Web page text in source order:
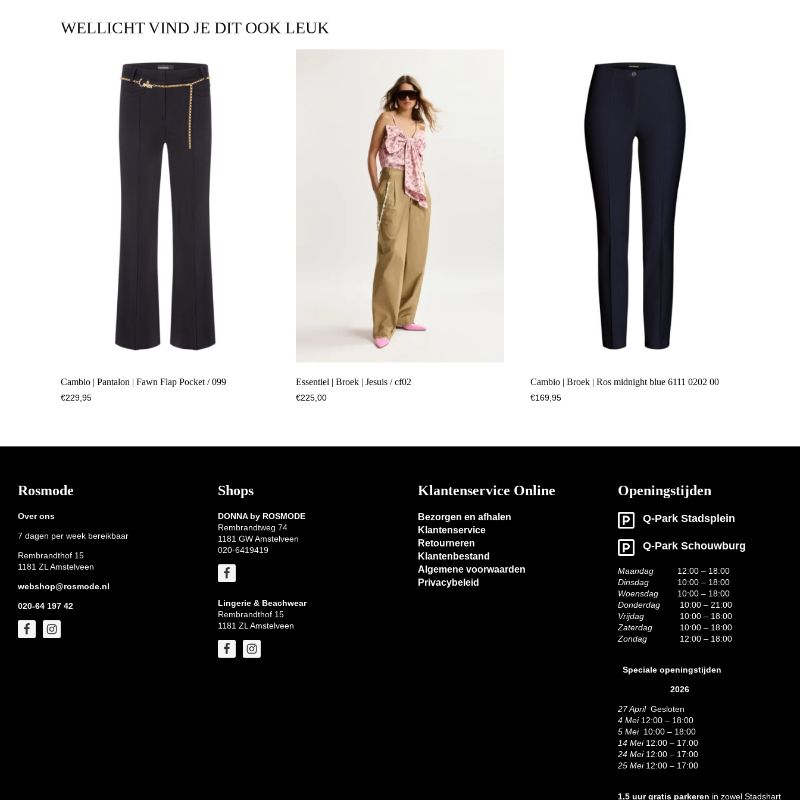
WELLICHT VIND JE DIT OOK LEUK
Cambio | Pantalon | Fawn Flap Pocket / 099
€229,95
Essentiel | Broek | Jesuis / cf02
€225,00
Cambio | Broek | Ros midnight blue 6111 0202 00
€169,95
Footer
Rosmode
Over ons
7 dagen per week bereikbaar
Rembrandthof 15
1181 ZL Amstelveen
webshop@rosmode.nl
020-64 197 42
Shops
DONNA by ROSMODE
Rembrandtweg 74
1181 GW Amstelveen
020-6419419
Lingerie & Beachwear
Rembrandthof 15
1181 ZL Amstelveen
Klantenservice Online
Bezorgen en afhalen
Klantenservice
Retourneren
Klantenbestand
Algemene voorwaarden
Privacybeleid
Openingstijden
Q-Park Stadsplein
Q-Park Schouwburg
Maandag
12:00 – 18:00
Dinsdag
10:00 – 18:00
Woensdag
10:00 – 18:00
Donderdag
10:00 – 21:00
Vrijdag
10:00 – 18:00
Zaterdag
10:00 – 18:00
Zondag
12:00 – 18:00
Speciale openingstijden
2026
27 AprilGesloten
4 Mei12:00 – 18:00
5 Mei10:00 – 18:00
14 Mei12:00 – 17:00
24 Mei12:00 – 17:00
25 Mei 12:00 – 17:00
1,5 uur gratis parkeren in zowel Stadshart